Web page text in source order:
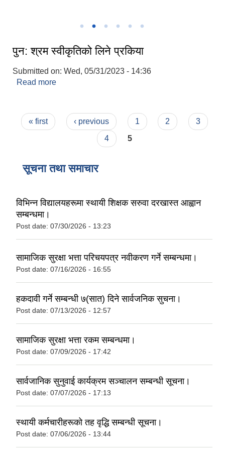
पुन: श्रम स्वीकृतिको लिने प्रकिया
Submitted on: Wed, 05/31/2023 - 14:36
Read more
Pages
« first ‹ previous 1 2
3
4
5
सूचना तथा समाचार
विभिन्न विद्यालयहरूमा स्थायी शिक्षक सरुवा दरखास्त आह्वान
सम्बन्धमा।
Post date: 07/30/2026 - 13:23
सामाजिक सुरक्षा भत्ता परिचयपत्र नवीकरण गर्ने सम्बन्धमा।
Post date: 07/16/2026 - 16:55
हकदावी गर्ने सम्बन्धी ७(सात) दिने सार्वजनिक सुचना।
Post date: 07/13/2026 - 12:57
सामाजिक सुरक्षा भत्ता रकम सम्बन्धमा।
Post date: 07/09/2026 - 17:42
सार्वजानिक सुनुवाई कार्यक्रम सञ्चालन सम्बन्धी सूचना।
Post date: 07/07/2026 - 17:13
स्थायी कर्मचारीहरूको तह वृद्धि सम्बन्धी सूचना।
Post date: 07/06/2026 - 13:44